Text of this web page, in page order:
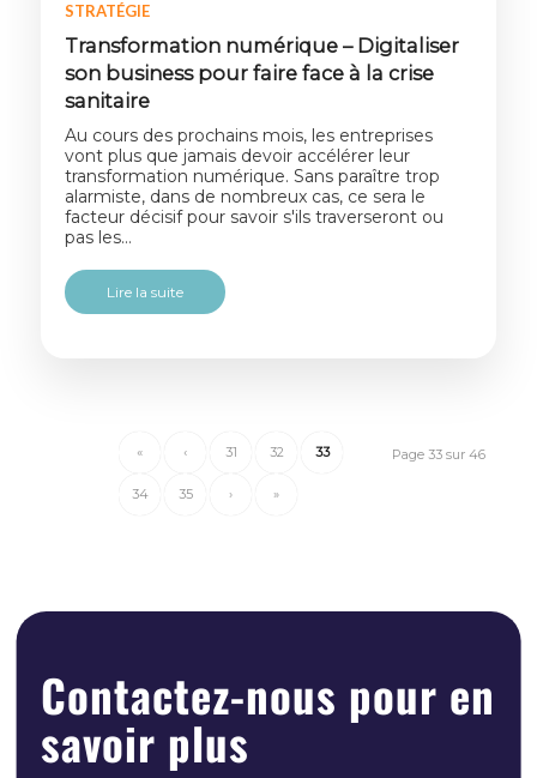
STRATÉGIE
Transformation numérique – Digitaliser
son business pour faire face à la crise
sanitaire
Au cours des prochains mois, les entreprises
vont plus que jamais devoir accélérer leur
transformation numérique. Sans paraître trop
alarmiste, dans de nombreux cas, ce sera le
facteur décisif pour savoir s'ils traverseront ou
pas les…
Lire la suite
Page 33 sur 46
« ‹ 31 32 33
34 35 › »
Contactez-nous pour en
savoir plus